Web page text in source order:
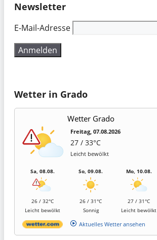
Newsletter
E-Mail-Adresse
Wetter in Grado
Wetter Grado
Freitag, 07.08.2026
27 / 33°C
Leicht bewölkt
Sa, 08.08.
26 / 32°C
Leicht bewölkt
So, 09.08.
26 / 31°C
Sonnig
Mo, 10.08.
27 / 31°C
Leicht bewölkt
Aktuelles Wetter ansehen